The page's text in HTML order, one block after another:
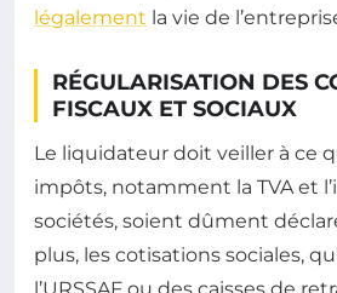
légalement la vie de
RÉGULARISATION DES
FISCAUX ET SOCIAUX
Le liquidateur doit veiller à ce
impôts, notamment la TVA et
sociétés, soient dûment
plus, les cotisations sociales,